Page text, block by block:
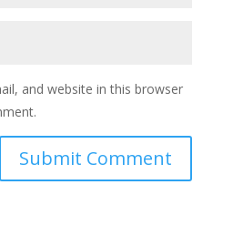
and website in this browser